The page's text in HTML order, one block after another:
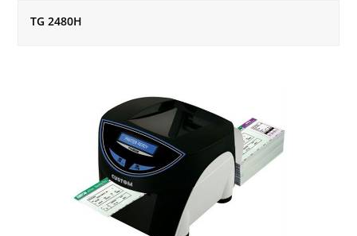
TG 2480H